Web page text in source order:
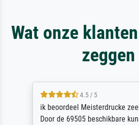
Wat onze
zeggen
4.5 / 5
ik beoordeel Meisterdrucke
Door de 69505 beschikbare